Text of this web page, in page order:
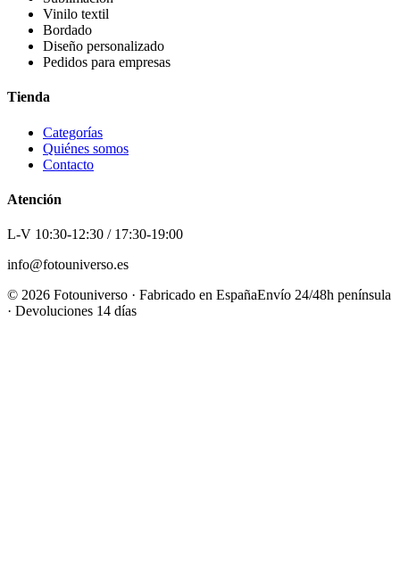
Vinilo textil
Bordado
Diseño personalizado
Pedidos para empresas
Tienda
Categorías
Quiénes somos
Contacto
Atención
L-V 10:30-12:30 / 17:30-19:00
info@fotouniverso.es
© 2026 Fotouniverso · Fabricado en EspañaEnvío 24/48h península
· Devoluciones 14 días